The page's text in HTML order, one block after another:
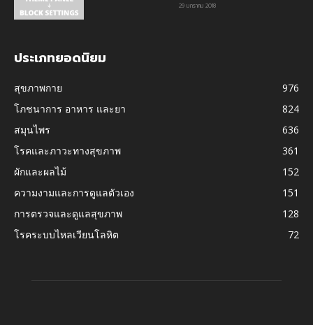
29 มกราคม 2018
ประเภทยอดนิยม
สุขภาพกาย
976
โภชนาการ อาหาร และยา
824
สมุนไพร
636
โรคและภาวะทางสุขภาพ
361
ผักและผลไม้
152
ความงามและการดูแลตัวเอง
151
การตรวจและดูแลสุขภาพ
128
โรคระบบไหลเวียนโลหิต
72